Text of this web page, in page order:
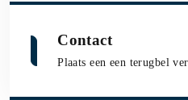
Contact
Plaats een een terugbel